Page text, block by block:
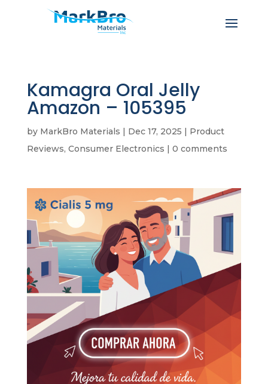
Kamagra Oral Jelly
Amazon – 105395
by MarkBro Materials | Dec 17, 2025 | Product
Reviews, Consumer Electronics | 0 comments